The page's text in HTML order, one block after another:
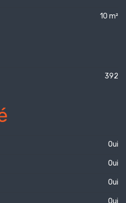
10 m²
392
Oui
Oui
Oui
Oui